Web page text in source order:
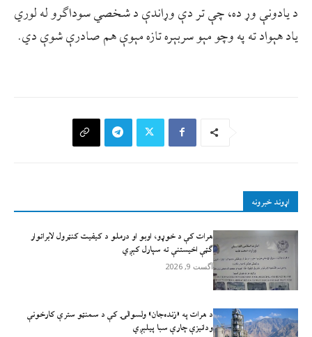
د يادونې وړ ده، چې تر دې وړاندې د شخصي سوداګرو له لوري
ياد هېواد ته په وچو مېو سربېره تازه مېوې هم صادرې شوې دي.
اړوند خبرونه
هرات کې د خوړو، اوبو او درملو د کیفیت کنټرول لابراتوار
ګټې اخيستنې ته سپارل کېږي
آگست 9, 2026
د هرات په «زنده‌جان» ولسوالۍ کې د سمنټو سترې کارخونې
ودانیزې چارې سبا پیلېږي